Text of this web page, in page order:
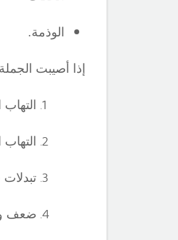
الوذمة.
إذا أصيبت
التهاب
التهاب
ضعف